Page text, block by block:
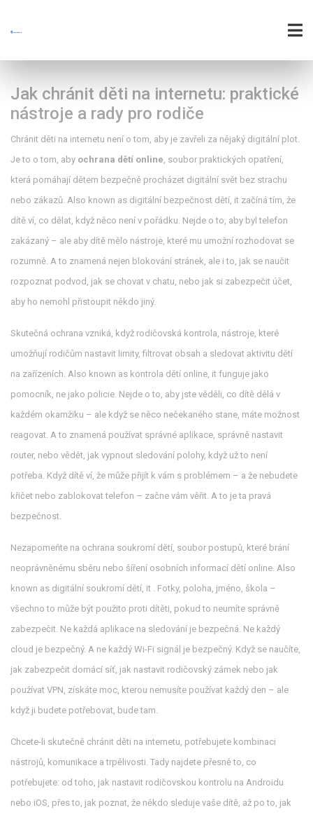
Jak chránit děti na internetu: praktické
nástroje a rady pro rodiče
Chránit děti na internetu není o tom, aby je zavřeli za nějaký digitální plot.
Je to o tom, aby ochrana dětí online, soubor praktických opatření,
která pomáhají dětem bezpečně procházet digitální svět bez strachu
nebo zákazů. Also known as digitální bezpečnost dětí, it začíná tím, že
dítě ví, co dělat, když něco není v pořádku. Nejde o to, aby byl telefon
zakázaný – ale aby dítě mělo nástroje, které mu umožní rozhodovat se
rozumně. A to znamená nejen blokování stránek, ale i to, jak se naučit
rozpoznat podvod, jak se chovat v chatu, nebo jak si zabezpečit účet,
aby ho nemohl přistoupit někdo jiný.
Skutečná ochrana vzniká, když rodičovská kontrola, nástroje, které
umožňují rodičům nastavit limity, filtrovat obsah a sledovat aktivitu dětí
na zařízeních. Also known as kontrola dětí online, it funguje jako
pomocník, ne jako policie. Nejde o to, aby jste věděli, co dítě dělá v
každém okamžiku – ale když se něco nečekaného stane, máte možnost
reagovat. A to znamená používat správné aplikace, správně nastavit
router, nebo vědět, jak vypnout sledování polohy, když už to není
potřeba. Když dítě ví, že může přijít k vám s problémem – a že nebudete
křičet nebo zablokovat telefon – začne vám věřit. A to je ta pravá
bezpečnost.
Nezapomeňte na ochrana soukromí dětí, soubor postupů, které brání
neoprávněnému sběru nebo šíření osobních informací dětí online. Also
known as digitální soukromí dětí, it . Fotky, poloha, jméno, škola –
všechno to může být použito proti dítěti, pokud to neumíte správně
zabezpečit. Ne každá aplikace na sledování je bezpečná. Ne každý
cloud je bezpečný. A ne každý Wi-Fi signál je bezpečný. Když se naučíte,
jak zabezpečit domácí síť, jak nastavit rodičovský zámek nebo jak
používat VPN, získáte moc, kterou nemusíte používat každý den – ale
když ji budete potřebovat, bude tam.
Chcete-li skutečně chránit děti na internetu, potřebujete kombinaci
nástrojů, komunikace a trpělivosti. Tady najdete přesně to, co
potřebujete: od toho, jak nastavit rodičovskou kontrolu na Androidu
nebo iOS, přes to, jak poznat, že někdo sleduje vaše dítě, až po to, jak